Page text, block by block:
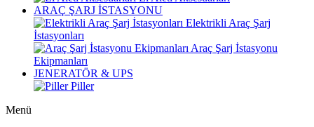
ARAÇ ŞARJ İSTASYONU
Elektrikli Araç Şarj
İstasyonları
Araç Şarj İstasyonu
Ekipmanları
JENERATÖR & UPS
Piller
Menü